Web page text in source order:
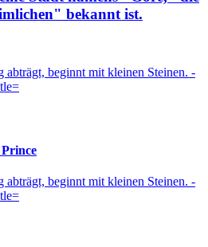
bekannt ist.